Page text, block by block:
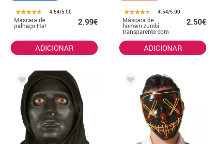
4.54/5.00
Máscara de
palhaço Ha! 2.99€
ADICIONAR
4.54/5.00
Máscara de
homem zumbi
transparente com
sangue
2.50€
ADICIONAR